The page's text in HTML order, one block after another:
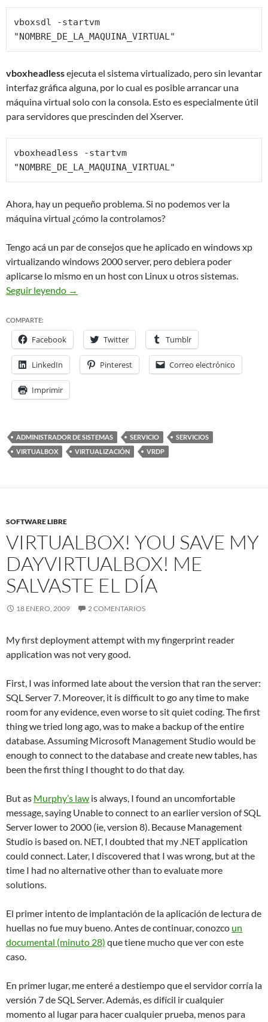
vboxsdl -startvm
"NOMBRE_DE_LA_MAQUINA_VIRTUAL"
vboxheadlessejecuta el sistema virtualizado, pero sin levantar
interfaz gráfica alguna, por lo cual es posible arrancar una
máquina virtual solo con la consola. Esto es especialmente útil
para servidores que prescinden del Xserver.
vboxheadless -startvm
"NOMBRE_DE_LA_MAQUINA_VIRTUAL"
Ahora, hay un pequeño problema. Si no podemos ver la
máquina virtual ¿cómo la controlamos?
Tengo acá un par de consejos que he aplicado en windows xp
virtualizando windows 2000 server, pero debiera poder
aplicarse lo mismo en un host con Linux u otros sistemas.
Seguir leyendo Virtualbox as a sysadmin tool
→
COMPARTE:
Facebook Twitter Tumblr
LinkedIn Pinterest Correo electrónico
Imprimir
ADMINISTRADOR DE SISTEMAS SERVICIO
SERVICIOS
VIRTUALBOX
VIRTUALIZACIÓN VRDP
SOFTWARE LIBRE
VIRTUALBOX! YOU SAVE MY
DAYVIRTUALBOX! ME
SALVASTE EL DÍA
18 ENERO, 2009 2 COMENTARIOS
My first deployment attempt with my fingerprint reader
application was not very good.
First, I was informed late about the version that ran the server:
SQL Server 7. Moreover, it is difficult to go any time to make
room for any evidence, even worse to sit quiet coding. The first
thing we tried long ago, was to make a backup of the entire
database. Assuming Microsoft Management Studio would be
enough to connect to the database and create new tables, has
been the first thing I thought to do that day.
But as Murphy’s law is always, I found an uncomfortable
message, saying Unable to connect to an earlier version of SQL
Server lower to 2000 (ie, version 8). Because Management
Studio is based on. NET, I doubted that my .NET application
could connect. Later, I discovered that I was wrong, but at the
time I had no alternative other than to evaluate more
solutions.
El primer intento de implantación de la aplicación de lectura de
huellas no fue muy bueno. Antes de continuar, conozco un
documental (minuto 28) que tiene mucho que ver con este
caso.
En primer lugar, me enteré a destiempo que el servidor corría la
versión 7 de SQL Server. Además, es difícil ir cualquier
momento al lugar para hacer cualquier prueba, menos para